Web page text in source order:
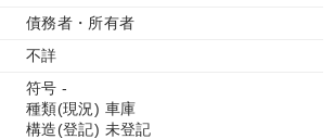
債務者・所有者
不詳
符号 -
種類(現況) 車庫
構造(登記) 未登記